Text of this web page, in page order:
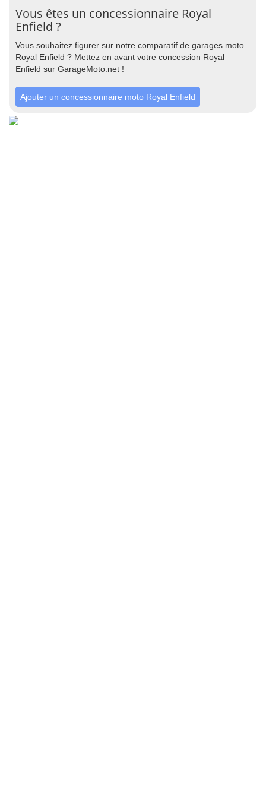
Vous êtes un concessionnaire Royal
Enfield ?
Vous souhaitez figurer sur notre comparatif de garages moto
Royal Enfield ? Mettez en avant votre concession Royal
Enfield sur GarageMoto.net !
Ajouter un concessionnaire moto Royal Enfield